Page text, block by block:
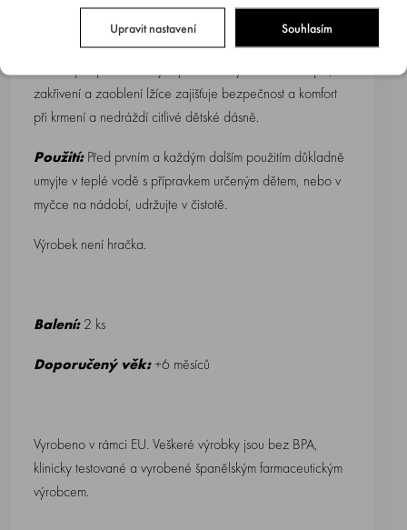
Ke kaši i do sklenice - ergonomicky tvarovaná lžíce je
zakřivení a zaoblení lžíce zajišťuje bezpečnost a komfort
při krmení a nedráždí citlivé dětské dásně.
Použití:Před prvním a každým dalším použitím důkladně
umyjte v teplé vodě s přípravkem určeným dětem, nebo v
myčce na nádobí, udržujte v čistotě.
Výrobek není hračka.
Balení:2 ks
Doporučený věk:+6 měsíců
Vyrobeno v rámci EU. Veškeré výrobky jsou bez BPA,
klinicky testované a vyrobené španělským farmaceutickým
výrobcem.
Upravit nastavení Souhlasím